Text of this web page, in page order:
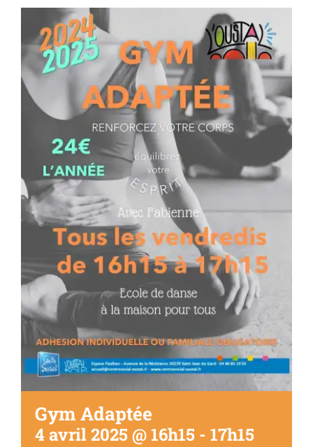
Séniors, Vie locale
Contacts
Gym Adaptée
4 avril 2025 @ 16h15 - 17h15